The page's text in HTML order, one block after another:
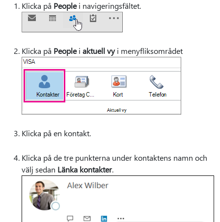
Klicka på Peoplei navigeringsfältet.
Klicka på Peoplei aktuell vyi menyfliksområdet
Klicka på en kontakt.
Klicka på de tre punkterna under kontaktens namn och
välj sedan Länka kontakter.